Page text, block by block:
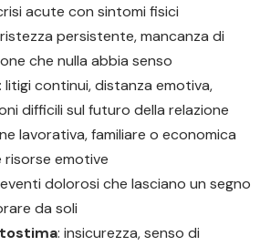
acute con sintomi fisici
persistente, mancanza di
che nulla abbia senso
: litigi continui, distanza emotiva,
difficili sul futuro della relazione
lavorativa, familiare o economica
risorse emotive
dolorosi che lasciano un segno
da soli
: insicurezza, senso di